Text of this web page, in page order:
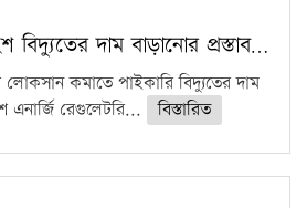
দাম বাড়ানোর প্রস্তাব…
লোকসান কমাতে পাইকারি বিদ্যুতের দাম
এনার্জি রেগুলেটরি...
বিস্তারিত